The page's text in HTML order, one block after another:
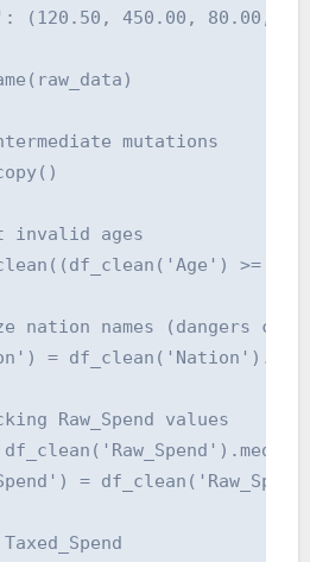
(120.50, 450.00, 80.00,
mutations
ages
>= 0)
nation names (dangers
=
Raw_Spend values
=